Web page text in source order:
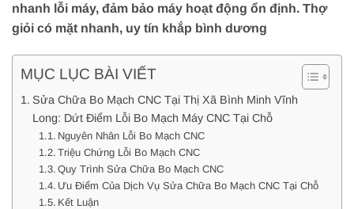
nhanh lỗi máy, đảm bảo máy hoạt động ổn định. Thợ
giỏi có mặt nhanh, uy tín khắp bình dương
MỤC LỤC BÀI VIẾT
Sửa Chữa Bo Mạch CNC Tại Thị Xã Bình Minh Vĩnh
Long: Dứt Điểm Lỗi Bo Mạch Máy CNC Tại Chỗ
Nguyên Nhân Lỗi Bo Mạch CNC
Triệu Chứng Lỗi Bo Mạch CNC
Quy Trình Sửa Chữa Bo Mạch CNC
Ưu Điểm Của Dịch Vụ Sửa Chữa Bo Mạch CNC Tại Chỗ
Kết Luận